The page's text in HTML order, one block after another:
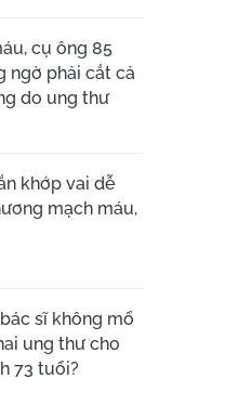
cụ ông 85
ngờ phải cắt cả
do ung thư
khớp vai dễ
mạch máu,
sĩ không mổ
ung thư cho
73 tuổi?